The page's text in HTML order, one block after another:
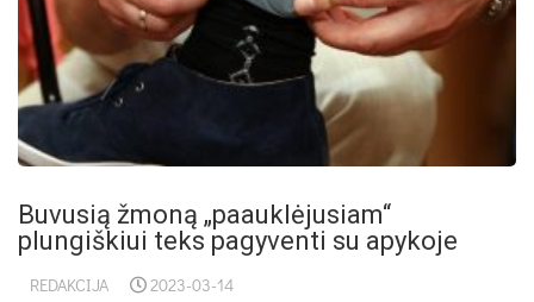
Buvusią žmoną „paauklėjusiam“
plungiškiui teks pagyventi su apykoje
REDAKCIJA 2023-03-14